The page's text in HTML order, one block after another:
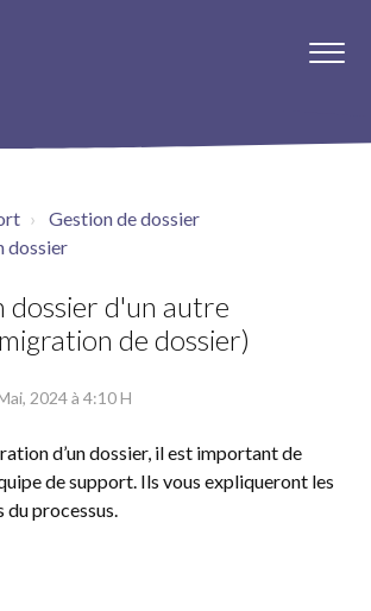
Gestion de dossier
dossier
dossier d'un autre
de dossier)
2024 à 4:10 H
d’un dossier, il est important de
de support. Ils vous expliqueront les
processus.